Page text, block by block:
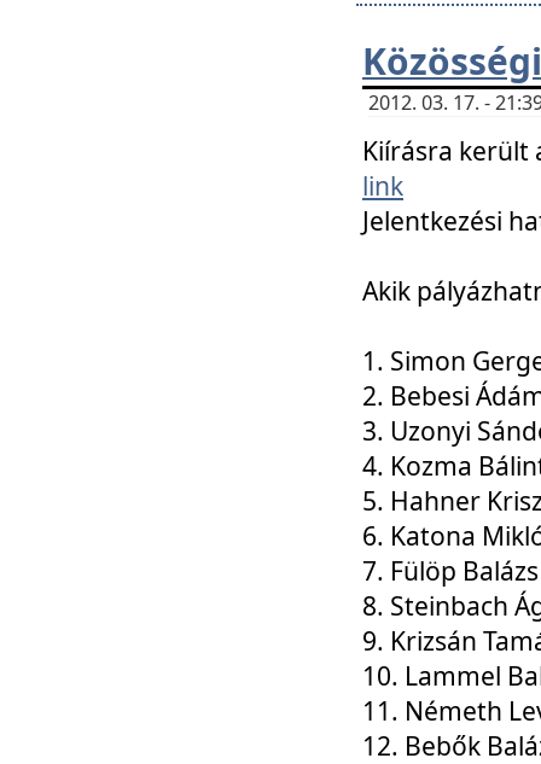
2012. 03. 17. -
Kiírásra került
link
Jelentkezési
Akik
1. Simon
2. Bebesi
3. Uzonyi
4. Kozma
5. Hahner
6. Katona
7. Fülöp Balázs
8. Steinbach
9. Krizsán
10. Lammel
11. Németh
12. Bebők